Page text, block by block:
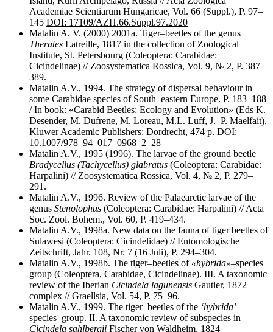
Academiae Scientiarum Hungaricae, Vol. 66 (Suppl.), P. 97–
145 DOI: 17109/AZH.66.Suppl.97.2020
Matalin A. V. (2000) 2001a. Tiger–beetles of the genus
Therates Latreille, 1817 in the collection of Zoological
Institute, St. Petersbourg (Coleoptera: Carabidae:
Cicindelinae) // Zoosystematica Rossica, Vol. 9, № 2, P. 387–
389.
Matalin A.V., 1994. The strategy of dispersal behaviour in
some Carabidae species of South–eastern Europe. P. 183–188
/ In book: «Carabid Beetles: Ecology and Evolution» (Eds K.
Desender, M. Dufrene, M. Loreau, M.L. Luff, J.–P. Maelfait),
Kluwer Academic Publishers: Dordrecht, 474 p. DOI:
10.1007/978–94–017–0968–2–28
Matalin A.V., 1995 (1996). The larvae of the ground beetle
Bradycellus (Tachycellus) glabratus (Coleoptera: Carabidae:
Harpalini) // Zoosystematica Rossica, Vol. 4, № 2, P. 279–
291.
Matalin A.V., 1996. Review of the Palaearctic larvae of the
genus Stenolophus (Coleoptera: Carabidae: Harpalini) // Acta
Soc. Zool. Bohem., Vol. 60, P. 419–434.
Matalin A.V., 1998a. New data on the fauna of tiger beetles of
Sulawesi (Coleoptera: Cicindelidae) // Entomologische
Zeitschrift, Jahr. 108, Nr. 7 (16 Juli), P. 294–304.
Matalin A.V., 1998b. The tiger–beetles of «hybrida»–species
group (Coleoptera, Carabidae, Cicindelinae). III. A taxonomic
review of the Iberian Cicindela lagunensis Gautier, 1872
complex // Graellsia, Vol. 54, P. 75–96.
Matalin A.V., 1999. The tiger–beetles of the ‘hybrida’
species–group. II. A taxonomic review of subspecies in
Cicindela sahlbergii Fischer von Waldheim, 1824